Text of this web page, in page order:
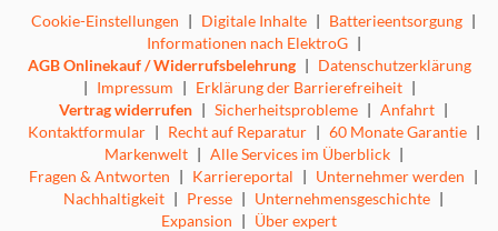
Lumi sagt dir Gute Nacht
Friedliche Stille am Abend
Nun bricht die Nacht herein
Der Mond geht auf seine Reise
Funkel, funkel kleiner Stern
Schöner Traum
Halli Hallo ich bin der Mond
Kleines Schiff
Cookie-Einstellungen | Digitale Inhalte | Batterieentsorgung |
Informationen nach ElektroG |
AGB Onlinekauf / Widerrufsbelehrung | Datenschutzerklärung
| Impressum | Erklärung der Barrierefreiheit |
Vertrag widerrufen | Sicherheitsprobleme | Anfahrt |
Kontaktformular | Recht auf Reparatur | 60 Monate Garantie |
Markenwelt | Alle Services im Überblick |
Fragen & Antworten | Karriereportal | Unternehmer werden |
Nachhaltigkeit | Presse | Unternehmensgeschichte |
Expansion | Über expert